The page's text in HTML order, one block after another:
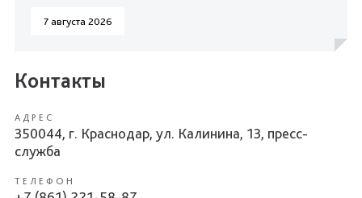
7 августа 2026
Контакты
АДРЕС
350044, г. Краснодар, ул. Калинина, 13, пресс-
служба
ТЕЛЕФОН